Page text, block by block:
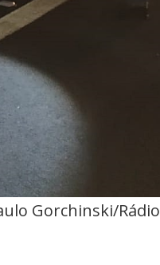
Gorchinski/Rádio